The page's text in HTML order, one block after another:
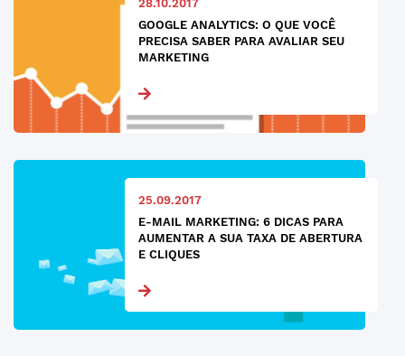
28.10.2017
GOOGLE ANALYTICS: O QUE VOCÊ
PRECISA SABER PARA AVALIAR SEU
MARKETING
25.09.2017
E-MAIL MARKETING: 6 DICAS PARA
AUMENTAR A SUA TAXA DE ABERTURA
E CLIQUES